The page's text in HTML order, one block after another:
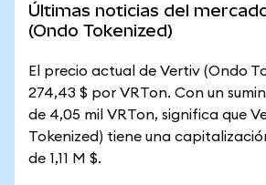
Últimas noticias del
(Ondo Tokenized)
El precio actual de Vertiv (Ondo
274,43 $ por VRTon. Con un
de 4,05 mil VRTon, significa que
Tokenized) tiene una
de 1,11 M $.